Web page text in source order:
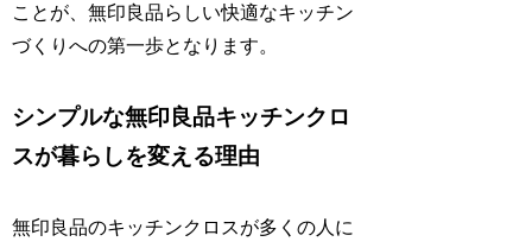
ことが、無印良品らしい快適なキッチン
づくりへの第一歩となります。
シンプルな無印良品キッチンクロ
スが暮らしを変える理由
無印良品のキッチンクロスが多くの人に